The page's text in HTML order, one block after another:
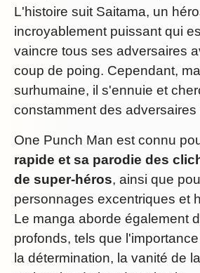
L'histoire suit Saitama, un
incroyablement puissant qui
vaincre tous ses adversaires
coup de poing. Cependant,
surhumaine, il s'ennuie et
constamment des adversaires
One Punch Man est connu
rapide et sa parodie des
de super-héros, ainsi que
personnages excentriques et
Le manga aborde également
profonds, tels que
la détermination, la vanité de